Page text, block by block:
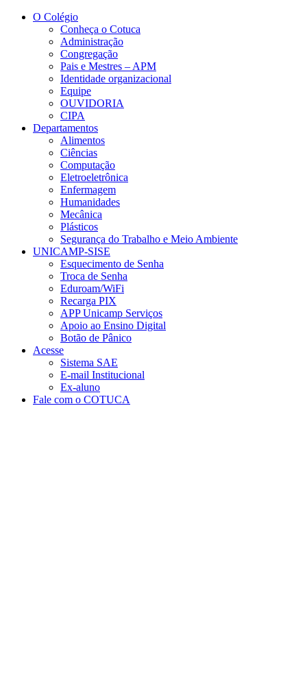
Conteúdo principal
O Colégio
Conheça o Cotuca
Administração
Congregação
Pais e Mestres – APM
Identidade organizacional
Equipe
OUVIDORIA
CIPA
Departamentos
Alimentos
Ciências
Computação
Eletroeletrônica
Enfermagem
Humanidades
Mecânica
Plásticos
Segurança do Trabalho e Meio Ambiente
UNICAMP-SISE
Esquecimento de Senha
Troca de Senha
Eduroam/WiFi
Recarga PIX
APP Unicamp Serviços
Apoio ao Ensino Digital
Botão de Pânico
Acesse
Sistema SAE
E-mail Institucional
Ex-aluno
Fale com o COTUCA